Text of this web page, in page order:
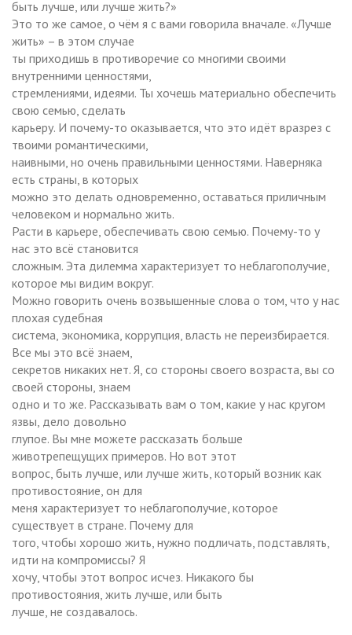
быть лучше, или лучше жить?»
Это то же самое, о чём я с вами говорила вначале. «Лучше
жить» – в этом случае
ты приходишь в противоречие со многими своими
внутренними ценностями,
стремлениями, идеями. Ты хочешь материально обеспечить
свою семью, сделать
карьеру. И почему-то оказывается, что это идёт вразрез с
твоими романтическими,
наивными, но очень правильными ценностями. Наверняка
есть страны, в которых
можно это делать одновременно, оставаться приличным
человеком и нормально жить.
Расти в карьере, обеспечивать свою семью. Почему-то у
нас это всё становится
сложным. Эта дилемма характеризует то неблагополучие,
которое мы видим вокруг.
Можно говорить очень возвышенные слова о том, что у нас
плохая судебная
система, экономика, коррупция, власть не переизбирается.
Все мы это всё знаем,
секретов никаких нет. Я, со стороны своего возраста, вы со
своей стороны, знаем
одно и то же. Рассказывать вам о том, какие у нас кругом
язвы, дело довольно
глупое. Вы мне можете рассказать больше
животрепещущих примеров. Но вот этот
вопрос, быть лучше, или лучше жить, который возник как
противостояние, он для
меня характеризует то неблагополучие, которое
существует в стране. Почему для
того, чтобы хорошо жить, нужно подличать, подставлять,
идти на компромиссы? Я
хочу, чтобы этот вопрос исчез. Никакого бы
противостояния, жить лучше, или быть
лучше, не создавалось.